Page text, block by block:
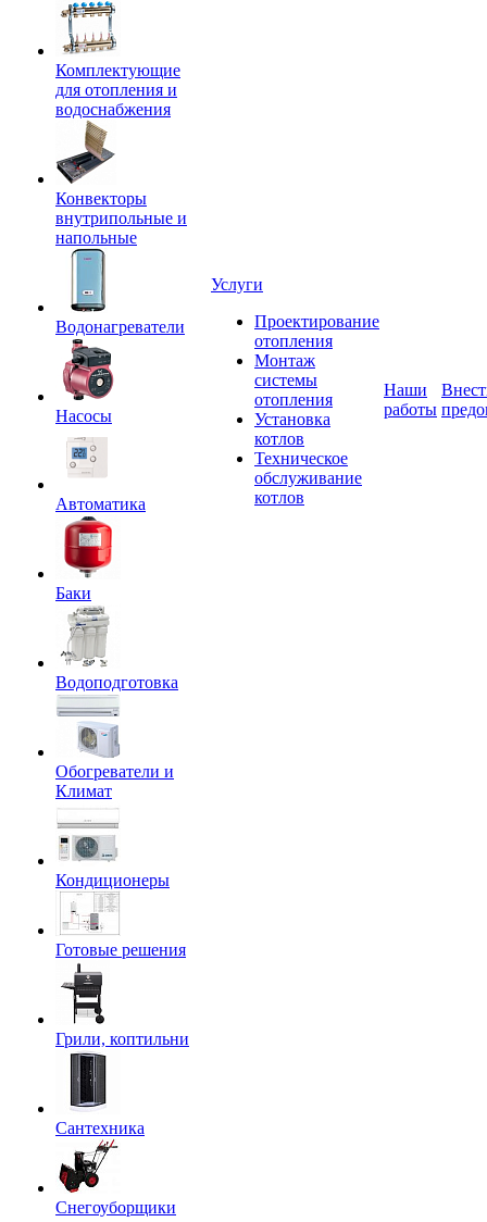
Комплектующие
для отопления и
водоснабжения
Конвекторы
внутрипольные и
напольные
Водонагреватели
Насосы
Автоматика
Баки
Водоподготовка
Обогреватели и
Климат
Кондиционеры
Готовые решения
Грили, коптильни
Сантехника
Снегоуборщики
Услуги
Проектирование
отопления
Монтаж
системы
отопления
Установка
котлов
Техническое
обслуживание
котлов
Наши
работы